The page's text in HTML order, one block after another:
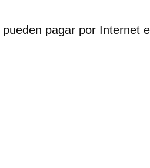
pagar por Internet